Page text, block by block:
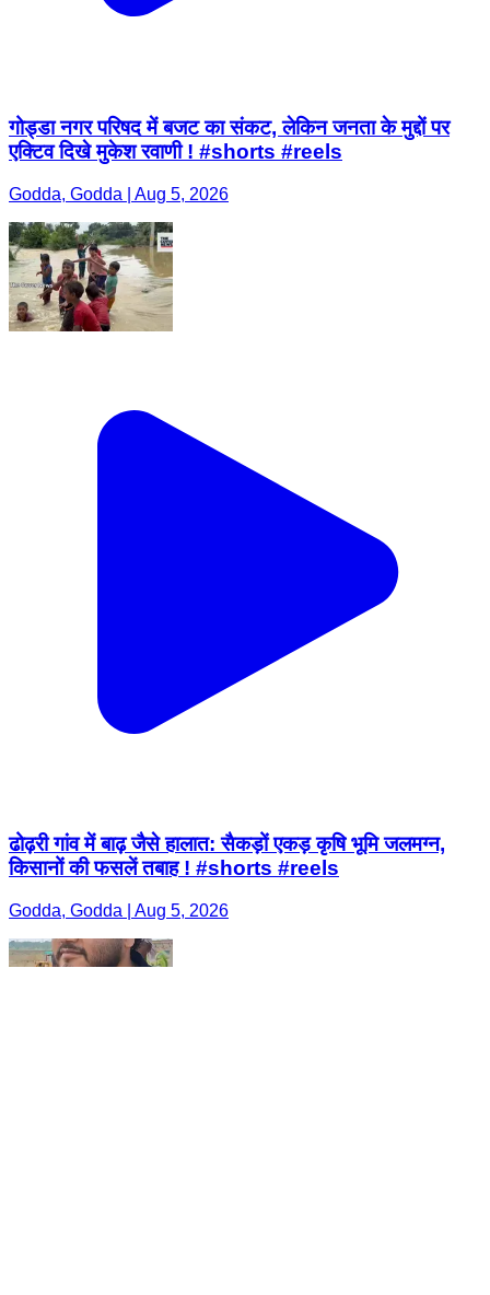
गोड्डा नगर परिषद में बजट का संकट, लेकिन जनता के मुद्दों पर
एक्टिव दिखे मुकेश रवाणी ! #shorts #reels
Godda, Godda | Aug 5, 2026
ढोढ़री गांव में बाढ़ जैसे हालात: सैकड़ों एकड़ कृषि भूमि जलमग्न,
किसानों की फसलें तबाह ! #shorts #reels
Godda, Godda | Aug 5, 2026